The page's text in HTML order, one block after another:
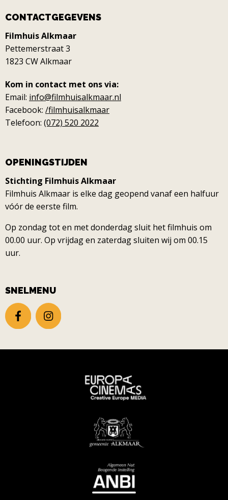
CONTACTGEGEVENS
Filmhuis Alkmaar
Pettemerstraat 3
1823 CW Alkmaar
Kom in contact met ons via:
Email: info@filmhuisalkmaar.nl
Facebook: /filmhuisalkmaar
Telefoon: (072) 520 2022
OPENINGSTIJDEN
Stichting Filmhuis Alkmaar
Filmhuis Alkmaar is elke dag geopend vanaf een halfuur
vóór de eerste film.
Op zondag tot en met donderdag sluit het filmhuis om
00.00 uur. Op vrijdag en zaterdag sluiten wij om 00.15
uur.
SNELMENU